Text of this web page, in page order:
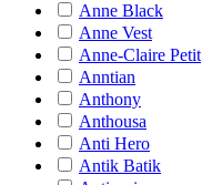
Anne Black
Anne Vest
Anne-Claire Petit
Anntian
Anthony
Anthousa
Anti Hero
Antik Batik